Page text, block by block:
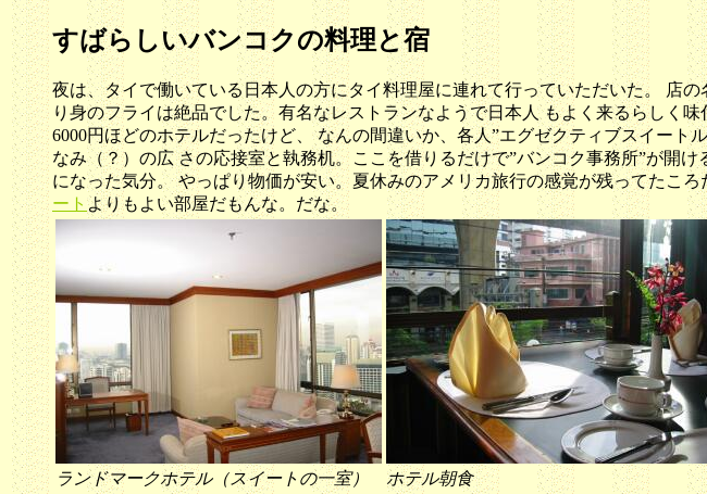
すばらしいバンコクの料理と宿
夜は、タイで働いている日本人の方にタイ料理屋に連れて行っていただいた。 店
り身のフライは絶品でした。有名なレストランなようで日本人 もよく来るらしく
6000円ほどのホテルだったけど、 なんの間違いか、各人”エグゼクティブスイー
なみ（？）の広 さの応接室と執務机。ここを借りるだけで”バンコク事務所”が開
になった気分。 やっぱり物価が安い。夏休みのアメリカ旅行の感覚が残ってたこ
ート よりもよい部屋だもんな。だな。
ランドマークホテル（スイートの一室） ホテル朝食